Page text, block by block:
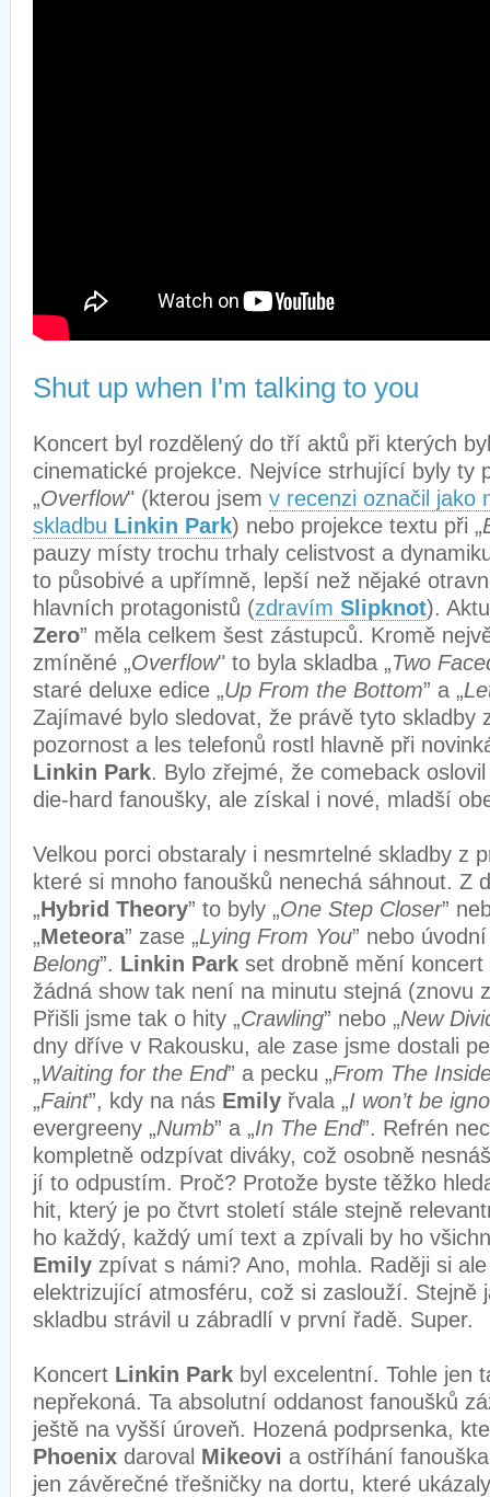
Shut up when I'm talking to you
Koncert byl rozdělený do tří aktů při kterých
cinematické projekce. Nejvíce strhující byly ty
„Overflow" (kterou jsem v recenzi označil jako
skladbu Linkin Park) nebo projekce textu při „
pauzy místy trochu trhaly celistvost a
to působivé a upřímně, lepší než nějaké
hlavních protagonistů (zdravím Slipknot).
Zero” měla celkem šest zástupců. Kromě
zmíněné „Overflow" to byla skladba „Two
staré deluxe edice „Up From the Bottom” a „
Zajímavé bylo sledovat, že právě tyto skladby
pozornost a les telefonů rostl hlavně při
Linkin Park. Bylo zřejmé, že comeback
die-hard fanoušky, ale získal i nové, mladší
Velkou porci obstaraly i nesmrtelné skladby z
které si mnoho fanoušků nenechá sáhnout. Z
„Hybrid Theory” to byly „One Step Closer”
„Meteora” zase „Lying From You” nebo úvodní
Belong”. Linkin Park set drobně mění
žádná show tak není na minutu stejná (znovu
Přišli jsme tak o hity „Crawling” nebo „New
dny dříve v Rakousku, ale zase jsme dostali
„Waiting for the End” a pecku „From The
„Faint”, kdy na nás Emily řvala „I won’t be
evergreeny „Numb” a „In The End”. Refrén
kompletně odzpívat diváky, což osobně
jí to odpustím. Proč? Protože byste těžko
hit, který je po čtvrt století stále stejně
ho každý, každý umí text a zpívali by ho
Emily zpívat s námi? Ano, mohla. Raději si
elektrizující atmosféru, což si zaslouží. Stejně
skladbu strávil u zábradlí v první řadě. Super.
Koncert Linkin Park byl excelentní. Tohle jen
nepřekoná. Ta absolutní oddanost fanoušků
ještě na vyšší úroveň. Hozená podprsenka,
Phoenix daroval Mikeovi a ostříhání
jen závěrečné třešničky na dortu, které